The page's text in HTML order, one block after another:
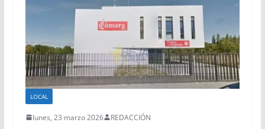
LOCAL
lunes, 23 marzo 2026 REDACCIÓN